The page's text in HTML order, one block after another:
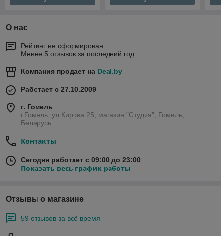
О нас
Рейтинг не сформирован
Менее 5 отзывов за последний год
Компания продает на Deal.by
Работает с 27.10.2009
г. Гомель
г.Гомель, ул.Кирова 25, магазин "Студия", Гомель,
Беларусь
Контакты
Сегодня работает с 09:00 до 23:00
Показать весь график работы
Отзывы о магазине
59 отзывов за всё время